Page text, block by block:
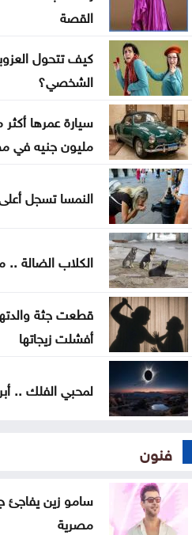
في موجات الحر
انطلاق رحلات برنامج
عون: تقدم إيجابي في
والأسرى
سامو زين يفاجئ جمهوره
أوبن إيه آي تتيح محادثات
ChatGPT المجانيين
6 وسائل منزلية فعّالة لطرد البعوض
القصة
كيف تتحول
الشخصي؟
مليون جنيه في
النمسا تسجل
الكلاب الضالة
قطعت جثة
أفشلت زيجاتها
لمحبي الفلك ..
فنون
سامو زين يفاجئ
مصرية